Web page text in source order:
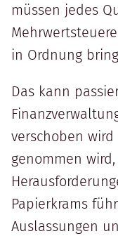
müssen jedes
in Ordnung
Das kann
verschoben
genommen
Papierkrams
Auslassungen